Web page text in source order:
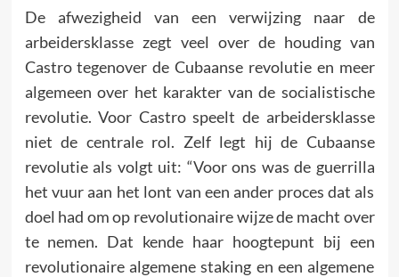
De afwezigheid van een verwijzing naar de
arbeidersklasse zegt veel over de houding van
Castro tegenover de Cubaanse revolutie en meer
algemeen over het karakter van de socialistische
revolutie. Voor Castro speelt de arbeidersklasse
niet de centrale rol. Zelf legt hij de Cubaanse
revolutie als volgt uit: “Voor ons was de guerrilla
het vuur aan het lont van een ander proces dat als
doel had om op revolutionaire wijze de macht over
te nemen. Dat kende haar hoogtepunt bij een
revolutionaire algemene staking en een algemene